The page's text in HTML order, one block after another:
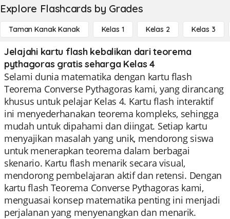
Explore Flashcards by Grades
Taman Kanak Kanak Kelas 1 Kelas 2 Kelas 3
Jelajahi kartu flash kebalikan dari teorema
pythagoras gratis seharga Kelas 4
Selami dunia matematika dengan kartu flash
Teorema Converse Pythagoras kami, yang dirancang
khusus untuk pelajar Kelas 4. Kartu flash interaktif
ini menyederhanakan teorema kompleks, sehingga
mudah untuk dipahami dan diingat. Setiap kartu
menyajikan masalah yang unik, mendorong siswa
untuk menerapkan teorema dalam berbagai
skenario. Kartu flash menarik secara visual,
mendorong pembelajaran aktif dan retensi. Dengan
kartu flash Teorema Converse Pythagoras kami,
menguasai konsep matematika penting ini menjadi
perjalanan yang menyenangkan dan menarik.